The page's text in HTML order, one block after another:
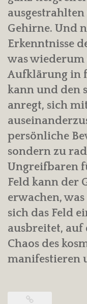
ausgestrahlten
Gehirne. Und
Erkenntnisse
was wiederum
Aufklärung in
kann und den
anregt, sich
persönliche
sondern zu
Ungreifbaren
Feld kann der
erwachen,
sich das Feld
ausbreitet,
Chaos des
manifestieren